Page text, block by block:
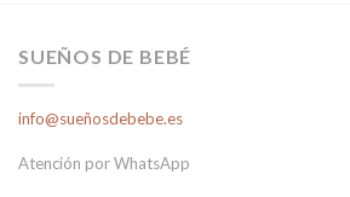
SUEÑOS DE BEBÉ
info@sueñosdebebe.es
Atención por WhatsApp